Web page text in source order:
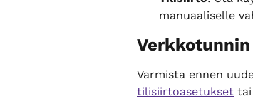
manuaaliselle
Varmista ennen
tilisiirtoasetukset